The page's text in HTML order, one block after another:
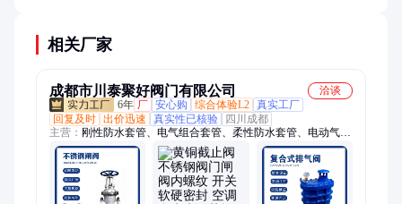
相关厂家
成都市川泰聚好阀门有限公司
洽谈
6年 厂 安心购 综合体验L2 真实工厂
回复及时 出价迅速 真实性已核验
四川成都
主营： 刚性防水套管、电气组合套管、柔性防水套管、电动气动
阀门、黄铜阀门、钢制伸缩器、法兰蝶阀、人防密闭套管、法兰
软密封闸阀、可调式减压阀、集分水器、止回阀、过滤器、阻尼
减震器、排泥阀、过轨管、止水环、通气帽、截止阀、法兰弯
头、波纹补偿器、橡胶接头、排气阀